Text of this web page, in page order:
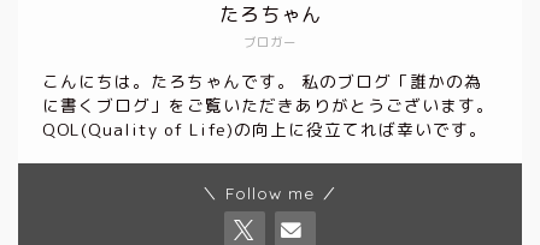
ブロガー
たろちゃん
こんにちは。たろちゃんです。 私のブログ「誰かの為
に書くブログ」をご覧いただきありがとうございます。
QOL(Quality of Life)の向上に役立てれば幸いです。
＼ Follow me ／